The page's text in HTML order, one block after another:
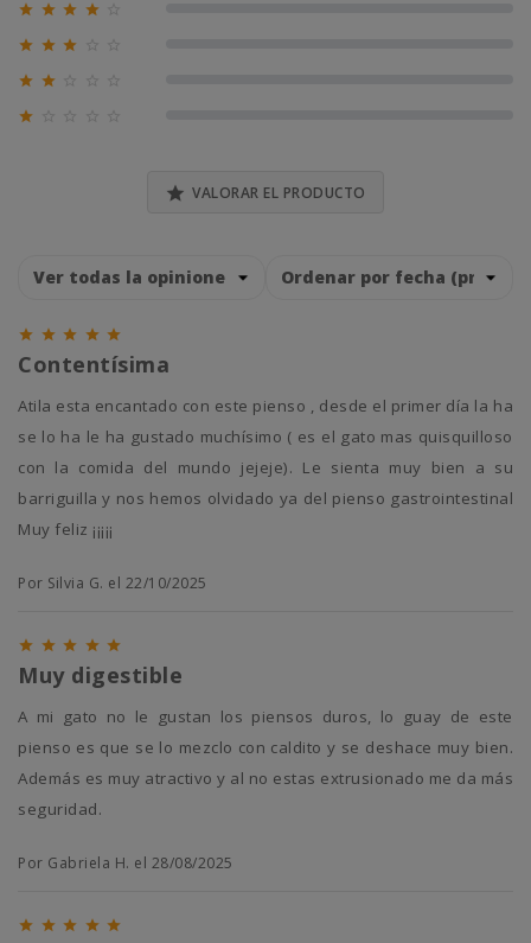
   
  
 

 VALORAR EL PRODUCTO
    
Contentísima
Atila esta encantado con este pienso , desde el primer día la ha
se lo ha le ha gustado muchísimo ( es el gato mas quisquilloso
con la comida del mundo jejeje). Le sienta muy bien a su
barriguilla y nos hemos olvidado ya del pienso gastrointestinal
Muy feliz ¡¡¡¡¡
Por Silvia G. el 22/10/2025
    
Muy digestible
A mi gato no le gustan los piensos duros, lo guay de este
pienso es que se lo mezclo con caldito y se deshace muy bien.
Además es muy atractivo y al no estas extrusionado me da más
seguridad.
Por Gabriela H. el 28/08/2025
    